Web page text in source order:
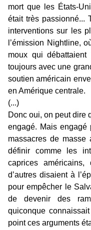
mort que les États-
était très passionné...
interventions sur les
l’émission Nightline,
moux qui
toujours avec une
soutien américain
en Amérique centrale.
(...)
Donc oui, on peut dire
engagé. Mais
massacres de masse
définir comme les
caprices
d’autres disaient à
pour empêcher le
de devenir des
quiconque
point ces arguments